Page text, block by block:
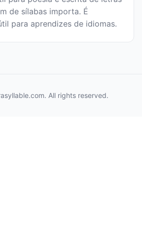
de sílabas importa. É
para aprendizes de idiomas.
All rights reserved.